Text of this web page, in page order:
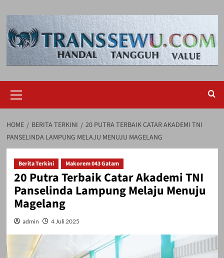
to
content
Menu
HOME BERITA TERKINI
20 PUTRA TERBAIK CATAR AKADEMI TNI
PANSELINDA LAMPUNG MELAJU MENUJU MAGELANG
Berita Terkini Makorem 043 Gatam
20 Putra Terbaik Catar Akademi TNI
Panselinda Lampung Melaju Menuju
Magelang
admin 4 Juli 2025